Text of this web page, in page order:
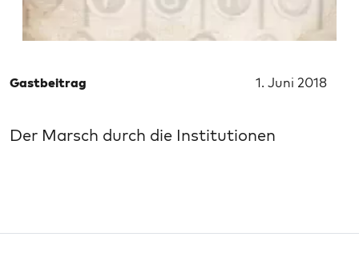
Gastbeitrag 1. Juni 2018
Der Marsch durch die Institutionen